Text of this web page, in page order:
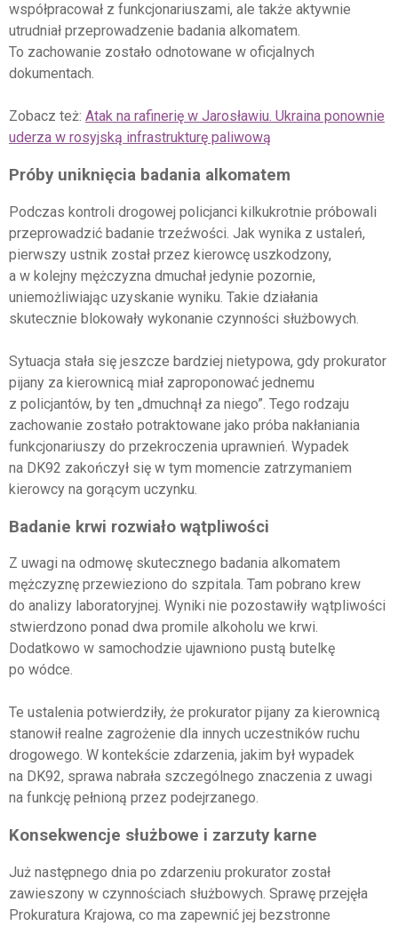
współpracował z funkcjonariuszami, ale także aktywnie
utrudniał przeprowadzenie badania alkomatem.
To zachowanie zostało odnotowane w oficjalnych
dokumentach.
Zobacz też: Atak na rafinerię w Jarosławiu. Ukraina ponownie
uderza w rosyjską infrastrukturę paliwową
Próby uniknięcia badania alkomatem
Podczas kontroli drogowej policjanci kilkukrotnie próbowali
przeprowadzić badanie trzeźwości. Jak wynika z ustaleń,
pierwszy ustnik został przez kierowcę uszkodzony,
a w kolejny mężczyzna dmuchał jedynie pozornie,
uniemożliwiając uzyskanie wyniku. Takie działania
skutecznie blokowały wykonanie czynności służbowych.
Sytuacja stała się jeszcze bardziej nietypowa, gdy prokurator
pijany za kierownicą miał zaproponować jednemu
z policjantów, by ten „dmuchnął za niego”. Tego rodzaju
zachowanie zostało potraktowane jako próba nakłaniania
funkcjonariuszy do przekroczenia uprawnień. Wypadek
na DK92 zakończył się w tym momencie zatrzymaniem
kierowcy na gorącym uczynku.
Badanie krwi rozwiało wątpliwości
Z uwagi na odmowę skutecznego badania alkomatem
mężczyznę przewieziono do szpitala. Tam pobrano krew
do analizy laboratoryjnej. Wyniki nie pozostawiły wątpliwości
stwierdzono ponad dwa promile alkoholu we krwi.
Dodatkowo w samochodzie ujawniono pustą butelkę
po wódce.
Te ustalenia potwierdziły, że prokurator pijany za kierownicą
stanowił realne zagrożenie dla innych uczestników ruchu
drogowego. W kontekście zdarzenia, jakim był wypadek
na DK92, sprawa nabrała szczególnego znaczenia z uwagi
na funkcję pełnioną przez podejrzanego.
Konsekwencje służbowe i zarzuty karne
Już następnego dnia po zdarzeniu prokurator został
zawieszony w czynnościach służbowych. Sprawę przejęła
Prokuratura Krajowa, co ma zapewnić jej bezstronne